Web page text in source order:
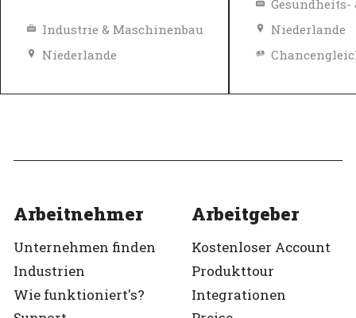
Industrie & Maschinenbau
Niederlande
Niederlande
Arbeitnehmer
Unternehmen finden
Industrien
Wie funktioniert's?
Arbeitgeber
Kostenloser Account
Produkttour
Integrationen